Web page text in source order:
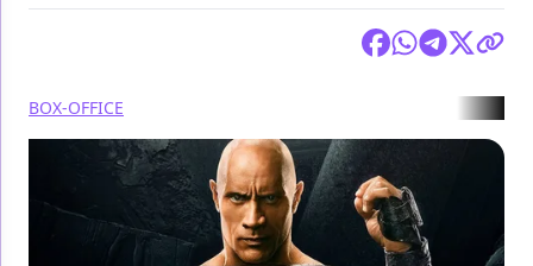
BOX-OFFICE